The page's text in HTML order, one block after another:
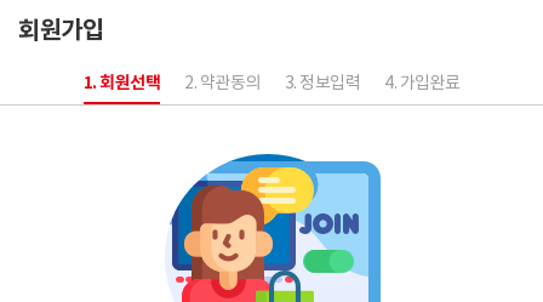
회원가입
1. 회원선택 2. 약관동의 3. 정보입력
4. 가입완료